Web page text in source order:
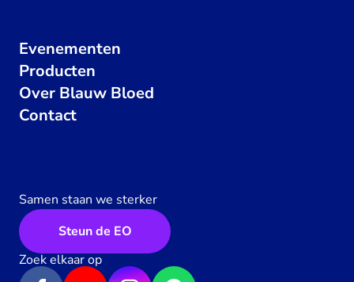
Evenementen
Producten
Over Blauw Bloed
Contact
Samen staan we sterker
Steun de EO
Zoek elkaar op